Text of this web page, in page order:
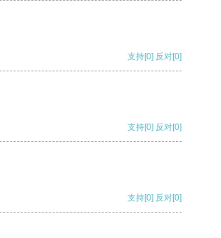
支持[0] 反对[0]
支持[0] 反对[0]
支持[0] 反对[0]